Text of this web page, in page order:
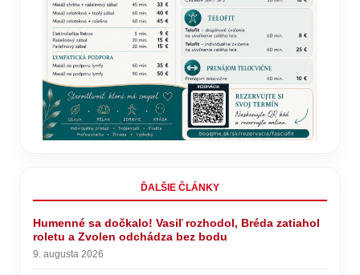
ĎALŠIE ČLÁNKY
Humenné sa dočkalo! Vasiľ rozhodol, Bréda zatiahol
roletu a Zvolen odchádza bez bodu
9. augusta 2026